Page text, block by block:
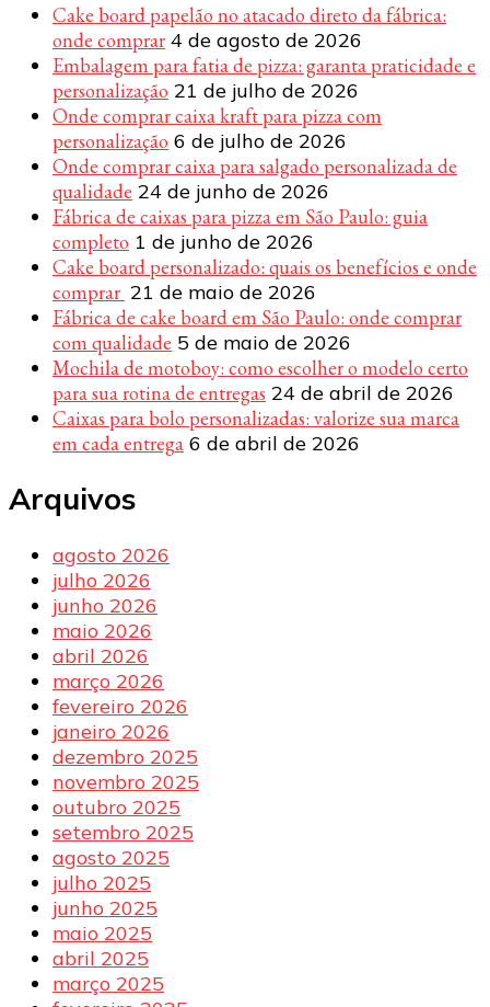
Cake board papelão no atacado direto da fábrica:
onde comprar 4 de agosto de 2026
Embalagem para fatia de pizza: garanta praticidade e
personalização 21 de julho de 2026
Onde comprar caixa kraft para pizza com
personalização 6 de julho de 2026
Onde comprar caixa para salgado personalizada de
qualidade 24 de junho de 2026
Fábrica de caixas para pizza em São Paulo: guia
completo 1 de junho de 2026
Cake board personalizado: quais os benefícios e onde
comprar 21 de maio de 2026
Fábrica de cake board em São Paulo: onde comprar
com qualidade 5 de maio de 2026
Mochila de motoboy: como escolher o modelo certo
para sua rotina de entregas 24 de abril de 2026
Caixas para bolo personalizadas: valorize sua marca
em cada entrega 6 de abril de 2026
Arquivos
agosto 2026
julho 2026
junho 2026
maio 2026
abril 2026
março 2026
fevereiro 2026
janeiro 2026
dezembro 2025
novembro 2025
outubro 2025
setembro 2025
agosto 2025
julho 2025
junho 2025
maio 2025
abril 2025
março 2025